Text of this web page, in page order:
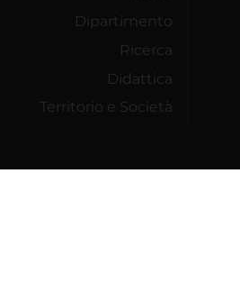
Dipartimento
Ricerca
Didattica
Territorio e Società